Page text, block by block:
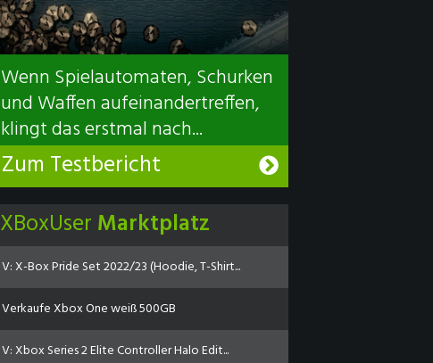
Wenn Spielautomaten, Schurken
und Waffen aufeinandertreffen,
klingt das erstmal nach...
Zum Testbericht
XBoxUser Marktplatz
V: X-Box Pride Set 2022/23 (Hoodie, T-Shirt...
Verkaufe Xbox One weiß 500GB
V: Xbox Series 2 Elite Controller Halo Edit...